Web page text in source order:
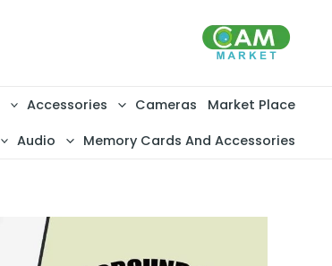
Market Place
Cameras
Accessories
Memory Cards And Accessories
Audio